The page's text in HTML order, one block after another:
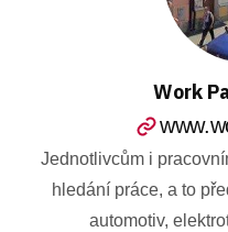
Work
Jednotlivcům i
hledání práce, a to
automotiv,